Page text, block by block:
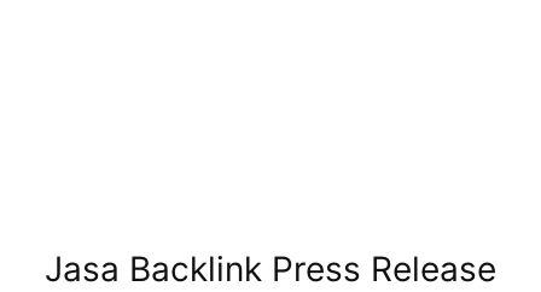
Jasa Backlink Press Release